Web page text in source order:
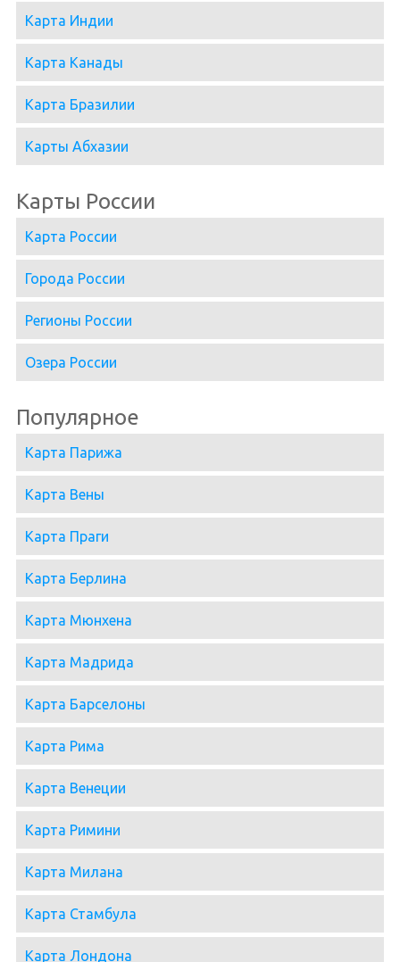
Карта Индии
Карта Канады
Карта Бразилии
Карты Абхазии
Карты России
Карта России
Города России
Регионы России
Озера России
Популярное
Карта Парижа
Карта Вены
Карта Праги
Карта Берлина
Карта Мюнхена
Карта Мадрида
Карта Барселоны
Карта Рима
Карта Венеции
Карта Римини
Карта Милана
Карта Стамбула
Карта Лондона